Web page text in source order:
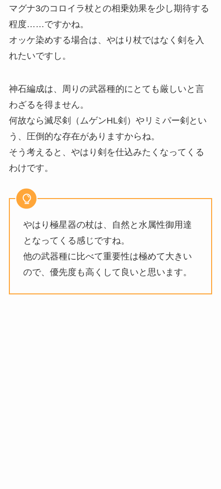
マグナ3のコロイラ杖との相乗効果を少し期待する
程度……ですかね。
オッケ染めする場合は、やはり杖ではなく剣を入
れたいですし。
神石編成は、周りの武器種的にとても厳しいと言
わざるを得ません。
何故なら滅尽剣（ムゲンHL剣）やリミパー剣とい
う、圧倒的な存在がありますからね。
そう考えると、やはり剣を仕込みたくなってくる
わけです。
やはり極星器の杖は、自然と水属性御用達
となってくる感じですね。
他の武器種に比べて重要性は極めて大きい
ので、優先度も高くして良いと思います。